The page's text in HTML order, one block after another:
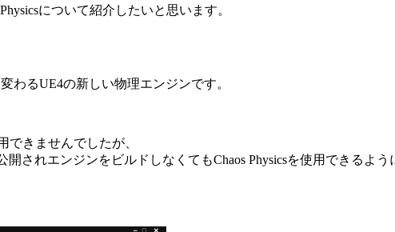
について紹介したいと思います。
わるUE4の新しい物理エンジンです。
できませんでしたが、
開されエンジンをビルドしなくてもChaos Physicsを使用できるよう